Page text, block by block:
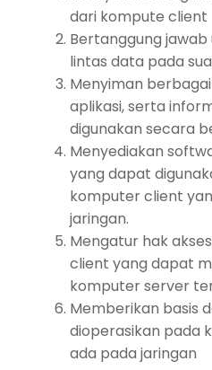
dari kompute client
Bertanggung
lintas data pada
Menyiman
aplikasi, serta
digunakan secara
Menyediakan
yang dapat
komputer client
jaringan.
Mengatur hak
client yang dapat
komputer server
Memberikan basis
dioperasikan pada
ada pada jaringan